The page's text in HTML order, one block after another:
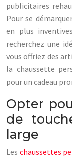
publicitaires
Pour se
en plus
recherchez une
vous offriez des
la chaussette
pour un cadeau
Opter
de
large
Les chaussettes